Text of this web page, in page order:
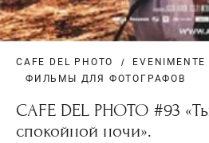
CAFE DEL PHOTO
EVENIMENTE
ФИЛЬМЫ ДЛЯ ФОТОГРАФОВ
CAFE DEL PHOTO #93
спокойной ночи».